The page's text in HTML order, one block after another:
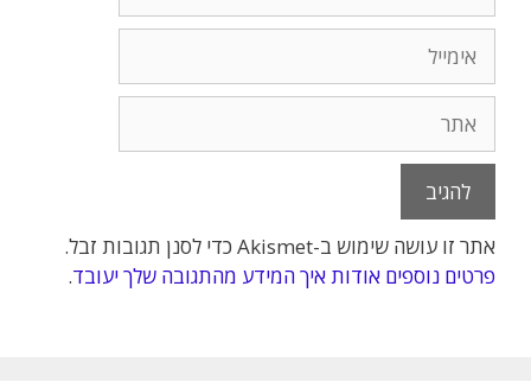
אתר זו עושה שימוש ב-Akismet כדי לסנן תגובות זבל.
פרטים נוספים אודות איך המידע מהתגובה שלך יעובד.